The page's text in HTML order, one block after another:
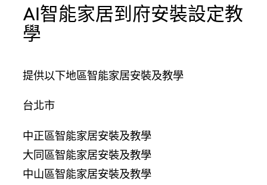
AI智能家居到府安裝設定教
學
提供以下地區智能家居安裝及教學
台北市
中正區智能家居安裝及教學
大同區智能家居安裝及教學
中山區智能家居安裝及教學